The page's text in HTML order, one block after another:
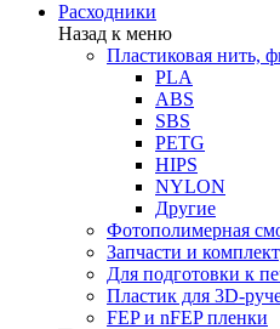
Расходники
Назад к меню
Пластиковая нить,
PLA
ABS
SBS
PETG
HIPS
NYLON
Другие
Фотополимерная
Запчасти и
Для подготовки к
Пластик для 3D-
FEP и nFEP пленки